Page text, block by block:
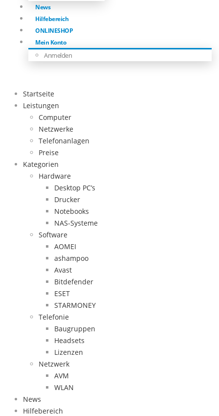
News
Hilfebereich
ONLINESHOP
Mein Konto
Anmelden
Startseite
Leistungen
Computer
Netzwerke
Telefonanlagen
Preise
Kategorien
Hardware
Desktop PC’s
Drucker
Notebooks
NAS-Systeme
Software
AOMEI
ashampoo
Avast
Bitdefender
ESET
STARMONEY
Telefonie
Baugruppen
Headsets
Lizenzen
Netzwerk
AVM
WLAN
News
Hilfebereich